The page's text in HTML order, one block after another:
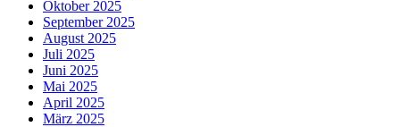
Oktober 2025
September 2025
August 2025
Juli 2025
Juni 2025
Mai 2025
April 2025
März 2025